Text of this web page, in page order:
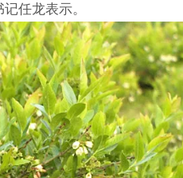
任龙表示。